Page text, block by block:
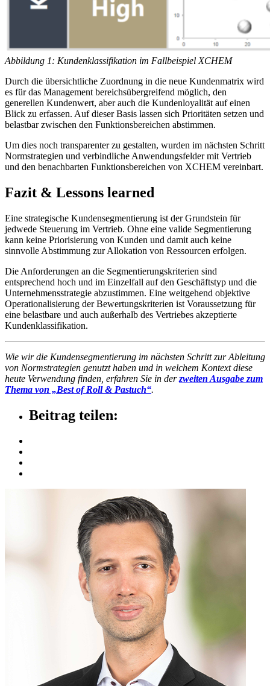
Abbildung 1: Kundenklassifikation im Fallbeispiel XCHEM
Durch die übersichtliche Zuordnung in die neue Kundenmatrix wird
es für das Management bereichsübergreifend möglich, den
generellen Kundenwert, aber auch die Kundenloyalität auf einen
Blick zu erfassen. Auf dieser Basis lassen sich Prioritäten setzen und
belastbar zwischen den Funktionsbereichen abstimmen.
Um dies noch transparenter zu gestalten, wurden im nächsten Schritt
Normstrategien und verbindliche Anwendungsfelder mit Vertrieb
und den benachbarten Funktionsbereichen von XCHEM vereinbart.
Fazit & Lessons learned
Eine strategische Kundensegmentierung ist der Grundstein für
jedwede Steuerung im Vertrieb. Ohne eine valide Segmentierung
kann keine Priorisierung von Kunden und damit auch keine
sinnvolle Abstimmung zur Allokation von Ressourcen erfolgen.
Die Anforderungen an die Segmentierungskriterien sind
entsprechend hoch und im Einzelfall auf den Geschäftstyp und die
Unternehmensstrategie abzustimmen. Eine weitgehend objektive
Operationalisierung der Bewertungskriterien ist Voraussetzung für
eine belastbare und auch außerhalb des Vertriebes akzeptierte
Kundenklassifikation.
Wie wir die Kundensegmentierung im nächsten Schritt zur Ableitung
von Normstrategien genutzt haben und in welchem Kontext diese
heute Verwendung finden, erfahren Sie in derzweiten Ausgabe zum
Thema von „Best of Roll & Pastuch“.
Beitrag teilen: